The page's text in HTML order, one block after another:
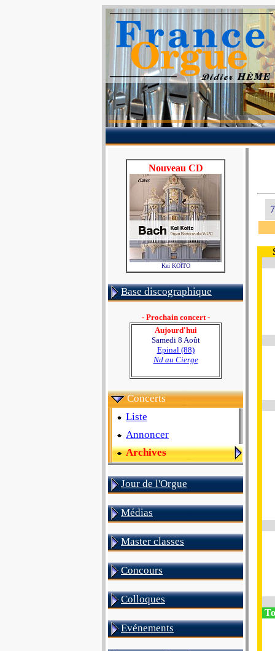
Nouveau CD
Kei KOÏTO
Base discographique
- Prochain concert -
Aujourd'hui
Samedi 8 Août
Epinal (88)
Nd au Cierge
Concerts
Liste
Annoncer
Archives
Jour de l'Orgue
Médias
Master classes
Concours
Colloques
Evénements